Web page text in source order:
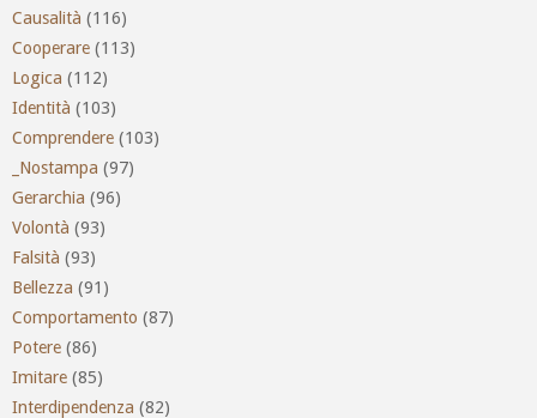
Causalità (116)
Cooperare (113)
Logica (112)
Identità (103)
Comprendere (103)
_Nostampa (97)
Gerarchia (96)
Volontà (93)
Falsità (93)
Bellezza (91)
Comportamento (87)
Potere (86)
Imitare (85)
Interdipendenza (82)